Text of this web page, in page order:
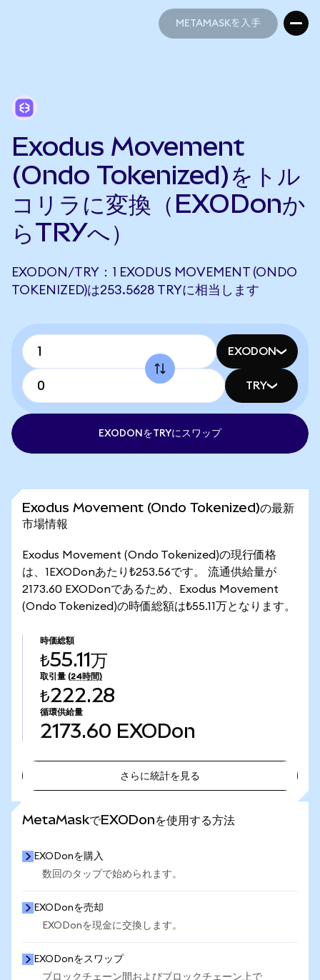
METAMASKを入手
Exodus Movement
(Ondo Tokenized)をトル
コリラに変換（EXODonか
らTRYへ）
EXODON/TRY：1 EXODUS MOVEMENT (ONDO
TOKENIZED)は253.5628 TRYに相当します
EXODON
TRY
EXODONをTRYにスワップ
Exodus Movement (Ondo Tokenized)の最新
市場情報
Exodus Movement (Ondo Tokenized)の現行価格
は、1EXODonあたり₺253.56です。 流通供給量が
2173.60 EXODonであるため、Exodus Movement
(Ondo Tokenized)の時価総額は₺55.11万となります。
時価総額
₺55.11万
取引量 (24時間)
₺222.28
循環供給量
2173.60 EXODon
さらに統計を見る
MetaMaskでEXODonを使用する方法
EXODonを購入
数回のタップで始められます。
EXODonを売却
EXODonを現金に交換します。
EXODonをスワップ
ブロックチェーン間およびブロックチェーン上で